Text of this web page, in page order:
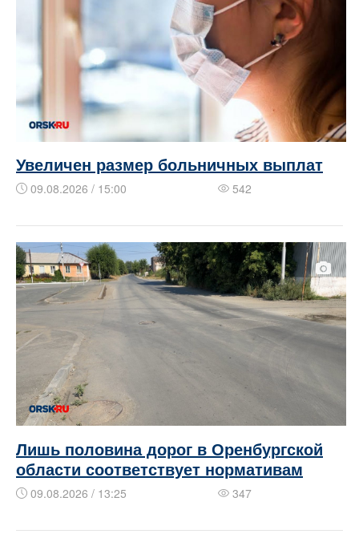
Увеличен размер больничных выплат
09.08.2026 / 15:00 542
Лишь половина дорог в Оренбургской
области соответствует нормативам
09.08.2026 / 13:25 347